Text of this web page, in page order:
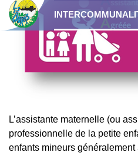
Horaires et
Les Bordes :
Pesticide
Recensement
Assistantes
Le maquis de
Chêne Paris
Étang du Petit
Circuits
Eglise Saint
Accueil
ALSH – Accueil
Menu de
aidez les
l’urgence.
Collecte des
Déjections
Vie associative
Commerçants
Santé
L’assistante maternelle (ou
professionnelle de la petite
enfants mineurs